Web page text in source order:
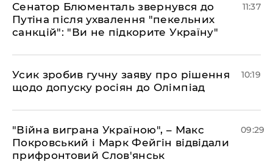
Сенатор Блюменталь звернувся до
Путіна після ухвалення "пекельних
санкцій": "Ви не підкорите Україну"
11:37
Усик зробив гучну заяву про рішення
щодо допуску росіян до Олімпіад
10:19
"Війна виграна Україною", – Макс
Покровський і Марк Фейгін відвідали
прифронтовий Слов'янськ
09:29